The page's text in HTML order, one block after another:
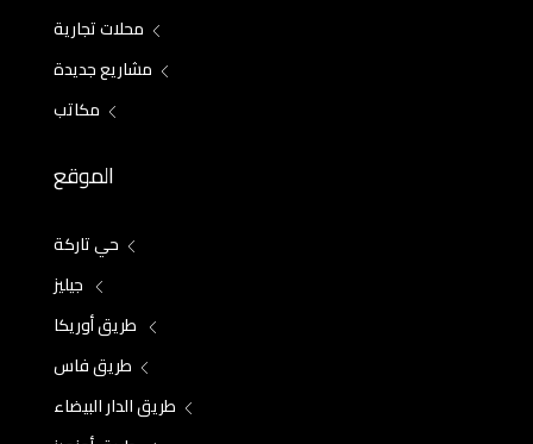
محلات تجارية
مشاريع جديدة
مكاتب
الموقع
حي تاركة
جيليز
طريق أوريكا
طريق فاس
طريق الدار البيضاء